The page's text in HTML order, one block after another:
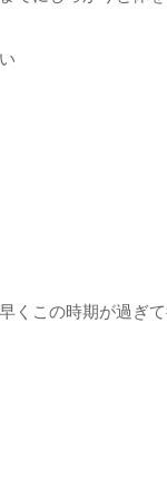
くこの時期が過ぎ